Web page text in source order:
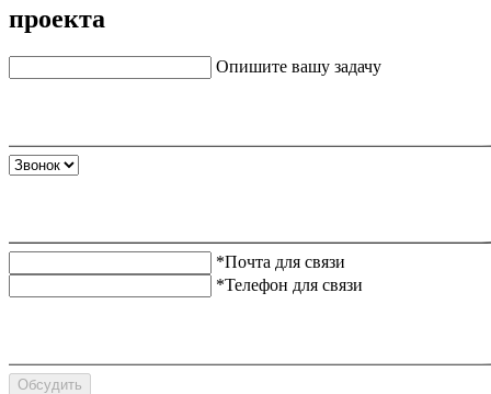
проекта
Опишите вашу задачу
*Почта для связи
*Телефон для связи
Обсудить